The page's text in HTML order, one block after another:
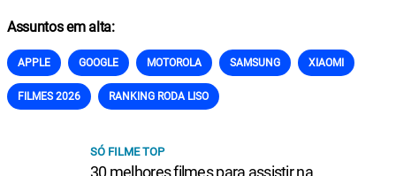
Assuntos em alta:
APPLE GOOGLE MOTOROLA SAMSUNG XIAOMI
FILMES 2026 RANKING RODA LISO
SÓ FILME TOP